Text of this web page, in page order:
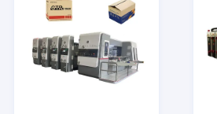
Produkte
VR Show
Über uns